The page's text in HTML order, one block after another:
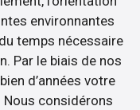
environnantes
temps nécessaire
Par le biais de nos
d’années votre
considérons